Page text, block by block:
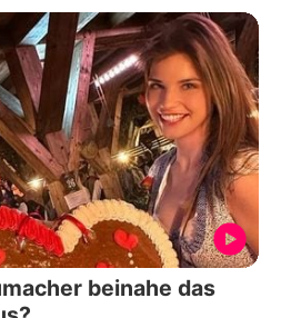
beinahe das